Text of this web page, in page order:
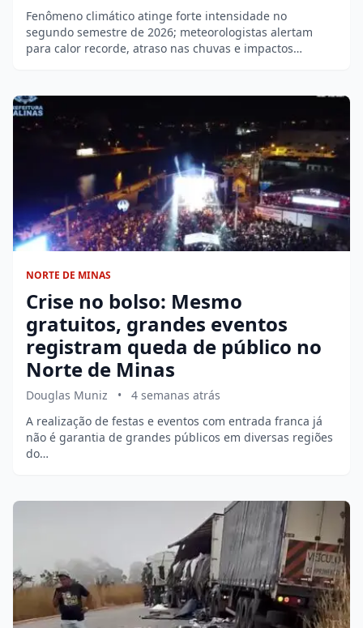
Fenômeno climático atinge forte intensidade no
segundo semestre de 2026; meteorologistas alertam
para calor recorde, atraso nas chuvas e impactos…
NORTE DE MINAS
Crise no bolso: Mesmo
gratuitos, grandes eventos
registram queda de público no
Norte de Minas
Douglas Muniz •
4 semanas atrás
A realização de festas e eventos com entrada franca já
não é garantia de grandes públicos em diversas regiões
do…